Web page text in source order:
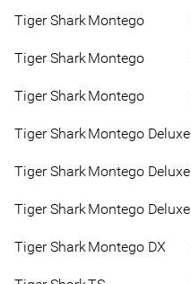
Tiger SharkMontego
Tiger SharkMontego
Tiger SharkMontego
Tiger SharkMontego Deluxe
Tiger SharkMontego Deluxe
Tiger SharkMontego Deluxe
Tiger SharkMontego DX